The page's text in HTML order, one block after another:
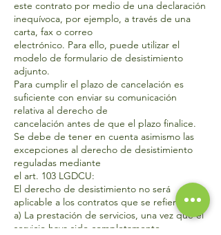
este contrato por medio de una declaración
inequívoca, por ejemplo, a través de una
carta, fax o correo
electrónico. Para ello, puede utilizar el
modelo de formulario de desistimiento
adjunto.
Para cumplir el plazo de cancelación es
suficiente con enviar su comunicación
relativa al derecho de
cancelación antes de que el plazo finalice.
Se debe de tener en cuenta asimismo las
excepciones al derecho de desistimiento
reguladas mediante
el art. 103 LGDCU:
El derecho de desistimiento no será
aplicable a los contratos que se refieran a:
a) La prestación de servicios, una vez que el
servicio haya sido completamente